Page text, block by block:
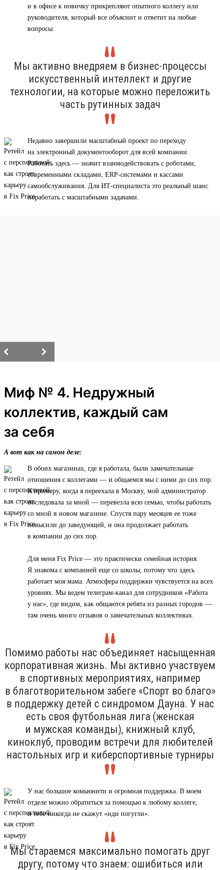
и в офисе к новичку прикрепляют опытного коллегу или
руководителя, который все объяснит и ответит на любые
вопросы.
Мы активно внедряем в бизнес-процессы
искусственный интеллект и другие
технологии, на которые можно переложить
часть рутинных задач
Недавно завершили масштабный проект по переходу
на электронный документооборот для всей компании.
Работать здесь — значит взаимодействовать с роботами,
современными складами, ERP-системами и кассами
самообслуживания. Для ИТ-специалиста это реальный шанс
поработать с масштабными задачами.
Миф № 4. Недружный
коллектив, каждый сам
за себя
А вот как на самом деле:
В обоих магазинах, где я работала, были замечательные
отношения с коллегами — и общаемся мы с ними до сих пор.
К примеру, когда я переехала в Москву, мой администратор
последовала за мной — перевезла всю семью, чтобы работать
со мной в новом магазине. Спустя пару месяцев ее тоже
повысили до заведующей, и она продолжает работать
в компании до сих пор.
Для меня Fix Price — это практически семейная история.
Я знакома с компанией еще со школы, потому что здесь
работает моя мама. Атмосфера поддержки чувствуется на всех
уровнях. Мы ведем телеграм-канал для сотрудников «Работа
у нас», где видим, как общаются ребята из разных городов —
там очень много отзывов о замечательных коллективах.
Помимо работы нас объединяет насыщенная
корпоративная жизнь. Мы активно участвуем
в спортивных мероприятиях, например
в благотворительном забеге «Спорт во благо»
в поддержку детей с синдромом Дауна. У нас
есть своя футбольная лига (женская
и мужская команды), книжный клуб,
киноклуб, проводим встречи для любителей
настольных игр и киберспортивные турниры
У нас большое комьюнити и огромная поддержка. В моем
отделе можно обратиться за помощью к любому коллеге,
и тебе никогда не скажут «иди погугли».
Мы стараемся максимально помогать друг
другу, потому что знаем: ошибиться или